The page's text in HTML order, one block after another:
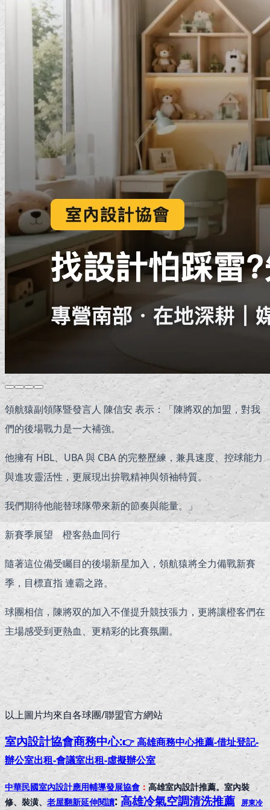
領航猿副領隊暨發言人 陳信安 表示：「陳將双的加盟，對我
們的後場戰力是一大補強。
他擁有 HBL、UBA 與 CBA 的完整歷練，兼具速度、控球能力
與進攻靈活性，更展現出拚戰精神與領袖特質。
我們期待他能替球隊帶來新的節奏與能量。」
新賽季展望 橙客熱血同行
隨著這位備受矚目的後場新星加入，領航猿將全力備戰新賽
季，目標直指 連霸之路。
球團相信，陳將双的加入不僅提升競技張力，更將讓橙客們在
主場感受到更熱血、更精彩的比賽氛圍。
以上圖片均來自各球團/聯盟官方網站
室內設計協會商務中心:👉 高雄商務中心推薦-借址登記-
辦公室出租-會議室出租-虛擬辦公室
中華民國室內設計應用輔導發展協會 ： 高雄室內設計推薦。室內裝
修、裝潢、 老屋翻新延伸閱讀: 高雄冷氣空調清洗推薦 屏東冷